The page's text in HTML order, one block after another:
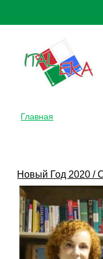
ВЫ ЗДЕСЬ
Главная
Новый Год 2020 /